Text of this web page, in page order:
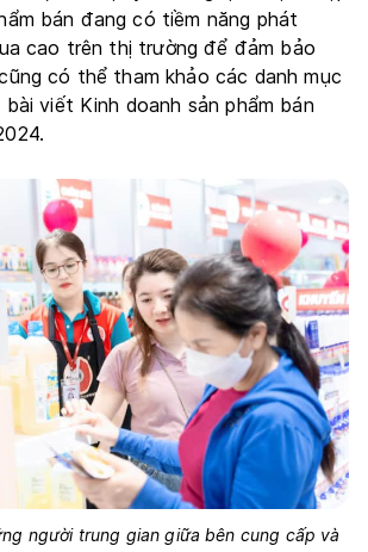
bán đang có tiềm năng phát
cao trên thị trường để đảm bảo
có thể tham khảo các danh mục
viết Kinh doanh sản phẩm bán
người trung gian giữa bên cung cấp và